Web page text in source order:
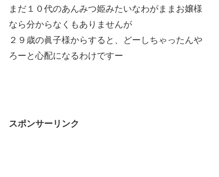
まだ１０代のあんみつ姫みたいなわがままお嬢様
なら分からなくもありませんが
２９歳の眞子様からすると、どーしちゃったんや
ろーと心配になるわけですー
スポンサーリンク